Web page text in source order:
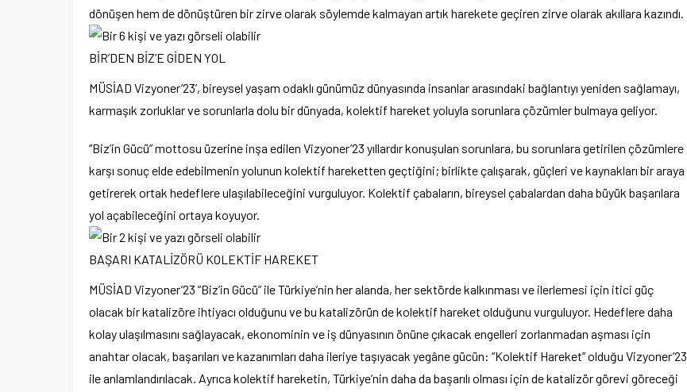
dönüşen hem de dönüştüren bir zirve olarak söylemde kalmayan artık harekete geçiren zirve olarak akıllara kazındı.
BİR’DEN BİZ’E GİDEN YOL
MÜSİAD Vizyoner’23’, bireysel yaşam odaklı günümüz dünyasında insanlar arasındaki bağlantıyı yeniden sağlamayı,
karmaşık zorluklar ve sorunlarla dolu bir dünyada, kolektif hareket yoluyla sorunlara çözümler bulmaya geliyor.
“Biz’in Gücü” mottosu üzerine inşa edilen Vizyoner’23 yıllardır konuşulan sorunlara, bu sorunlara getirilen çözümlere
karşı sonuç elde edebilmenin yolunun kolektif hareketten geçtiğini; birlikte çalışarak, güçleri ve kaynakları bir araya
getirerek ortak hedeflere ulaşılabileceğini vurguluyor. Kolektif çabaların, bireysel çabalardan daha büyük başarılara
yol açabileceğini ortaya koyuyor.
BAŞARI KATALİZÖRÜ KOLEKTİF HAREKET
MÜSİAD Vizyoner’23 “Biz’in Gücü” ile Türkiye’nin her alanda, her sektörde kalkınması ve ilerlemesi için itici güç
olacak bir katalizöre ihtiyacı olduğunu ve bu katalizörün de kolektif hareket olduğunu vurguluyor. Hedeflere daha
kolay ulaşılmasını sağlayacak, ekonominin ve iş dünyasının önüne çıkacak engelleri zorlanmadan aşması için
anahtar olacak, başarıları ve kazanımları daha ileriye taşıyacak yegâne gücün: “Kolektif Hareket” olduğu Vizyoner’23
ile anlamlandırılacak. Ayrıca kolektif hareketin, Türkiye’nin daha da başarılı olması için de katalizör görevi göreceği